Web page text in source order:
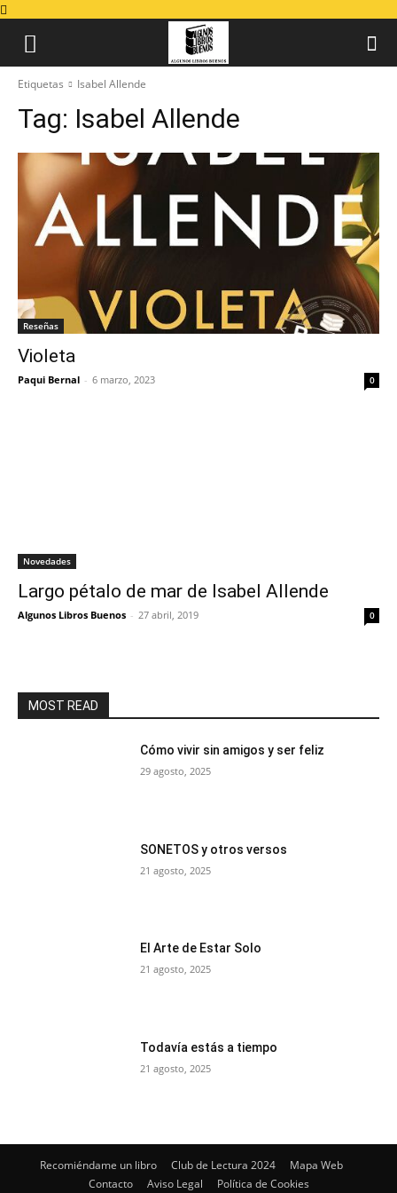
Etiquetas Isabel Allende
Tag: Isabel Allende
Reseñas
Violeta
Paqui Bernal - 6 marzo, 2023 0
Novedades
Largo pétalo de mar de Isabel Allende
Algunos Libros Buenos - 27 abril, 2019 0
MOST READ
Cómo vivir sin amigos y ser feliz
29 agosto, 2025
SONETOS y otros versos
21 agosto, 2025
El Arte de Estar Solo
21 agosto, 2025
Todavía estás a tiempo
21 agosto, 2025
Recomiéndame un libro Club de Lectura 2024
Mapa Web
Contacto
Aviso Legal Política de Cookies